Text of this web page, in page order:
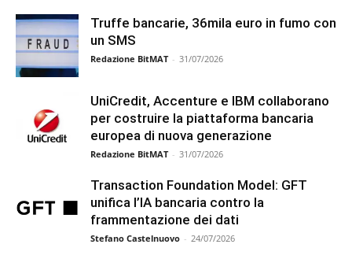
Truffe bancarie, 36mila euro in fumo con
un SMS
Redazione BitMAT - 31/07/2026
UniCredit, Accenture e IBM collaborano
per costruire la piattaforma bancaria
europea di nuova generazione
Redazione BitMAT - 31/07/2026
Transaction Foundation Model: GFT
unifica l’IA bancaria contro la
frammentazione dei dati
Stefano Castelnuovo - 24/07/2026